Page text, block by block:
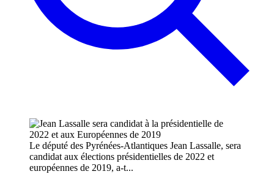
Le député des Pyrénées-Atlantiques Jean Lassalle, sera
candidat aux élections présidentielles de 2022 et
européennes de 2019, a-t...